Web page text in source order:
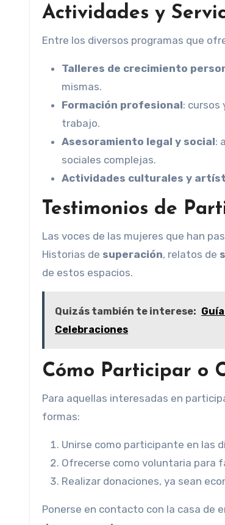
Actividades y
Entre los diversos programas que
Talleres de crecimiento
mismas.
Formación profesional: cursos
trabajo.
Asesoramiento legal y social:
sociales complejas.
Actividades culturales y
Testimonios de
Las voces de las mujeres que han pasado por las casas de encuentros son el mejor testimonio de su impacto.
Historias de superación, relatos de
de estos espacios.
Quizás también te interese:
Celebraciones
Cómo Participar o
Para aquellas interesadas en
formas:
Unirse como participante en las
Ofrecerse como voluntaria para
Realizar donaciones, ya sean
Ponerse en contacto con la casa de